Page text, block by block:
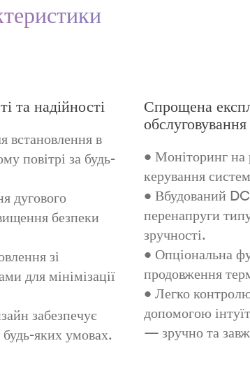
та надійності
встановлення в
повітрі за будь-
дугового
безпеки
зі
для мінімізації
забезпечує
будь-яких умовах.
Спрощена
обслуговування
• Моніторинг на
керування
• Вбудований
перенапруги
зручності.
• Опціональна
продовження
• Легко
допомогою
— зручно та